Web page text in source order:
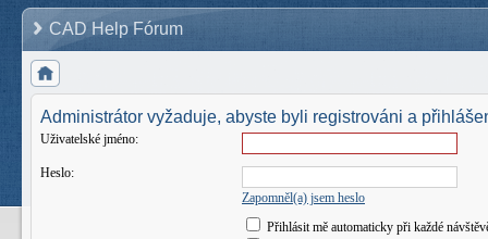
CAD Help Fórum
Administrátor vyžaduje, abyste byli registrováni a
Uživatelské jméno:
Heslo:
Zapomněl(a) jsem heslo
Přihlásit mě automaticky při každé